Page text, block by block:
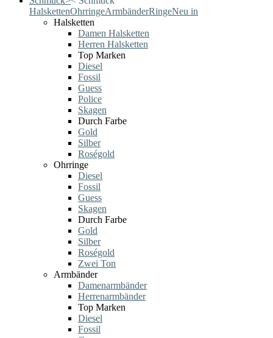
HalskettenOhrringeArmbänderRingeNeu in
Halsketten
Damen Halsketten
Herren Halsketten
Top Marken
Diesel
Fossil
Guess
Police
Skagen
Durch Farbe
Gold
Silber
Roségold
Ohrringe
Diesel
Fossil
Guess
Skagen
Durch Farbe
Gold
Silber
Roségold
Zwei Ton
Armbänder
Damenarmbänder
Herrenarmbänder
Top Marken
Diesel
Fossil